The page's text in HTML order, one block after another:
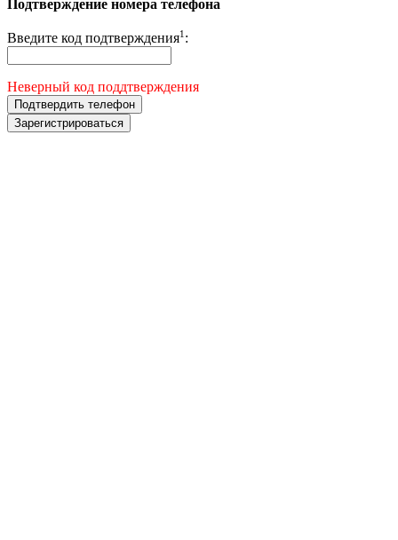
Подтверждение номера телефона
Введите код подтверждения1 :
Неверный код поддтверждения
Подтвердить телефон
Зарегистрироваться